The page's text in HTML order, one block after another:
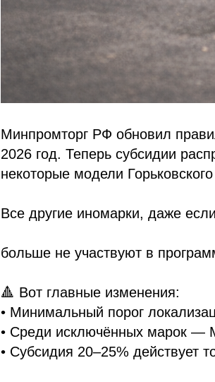
Минпромторг РФ обновил
2026 год. Теперь субсидии
некоторые модели
Все другие иномарки, даже
больше не участвуют в
🔺 Вот главные изменения:
• Минимальный порог
• Среди исключённых марок —
• Субсидия 20–25% действует